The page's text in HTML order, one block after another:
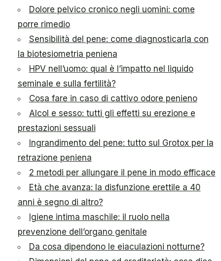
Dolore pelvico cronico negli uomini: come
porre rimedio
Sensibilità del pene: come diagnosticarla con
la biotesiometria peniena
HPV nell’uomo: qual è l’impatto nel liquido
seminale e sulla fertilità?
Cosa fare in caso di cattivo odore penieno
Alcol e sesso: tutti gli effetti su erezione e
prestazioni sessuali
Ingrandimento del pene: tutto sul Grotox per la
retrazione peniena
2 metodi per allungare il pene in modo efficace
Età che avanza: la disfunzione erettile a 40
anni è segno di altro?
Igiene intima maschile: il ruolo nella
prevenzione dell’organo genitale
Da cosa dipendono le eiaculazioni notturne?